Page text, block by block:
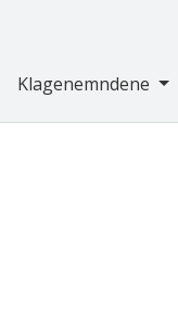
Klagenemndene